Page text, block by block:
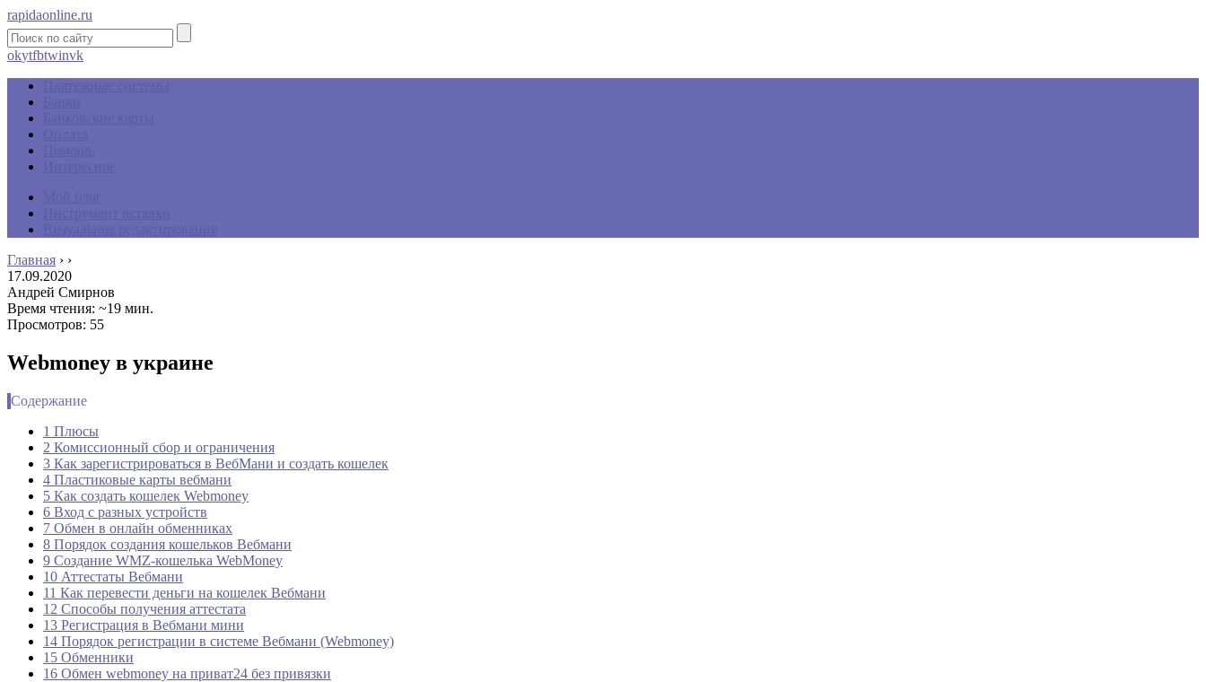
rapidaonline.ru
okytfbtwinvk
Главная › ›
17.09.2020
Андрей Смирнов
Время чтения: ~19 мин.
Просмотров: 55
Webmoney в украине
Содержание
1 Плюсы
2 Комиссионный сбор и ограничения
3 Как зарегистрироваться в ВебМани и создать кошелек
4 Пластиковые карты вебмани
5 Как создать кошелек Webmoney
6 Вход с разных устройств
7 Обмен в онлайн обменниках
8 Порядок создания кошельков Вебмани
9 Создание WMZ-кошелька WebMoney
10 Аттестаты Вебмани
11 Как перевести деньги на кошелек Вебмани
12 Способы получения аттестата
13 Регистрация в Вебмани мини
14 Порядок регистрации в системе Вебмани (Webmoney)
15 Обменники
16 Обмен webmoney на приват24 без привязки